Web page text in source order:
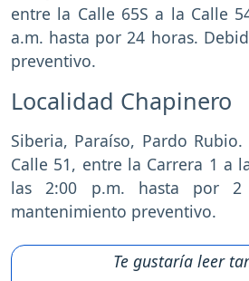
entre la Calle 65S a la Calle
a.m. hasta por 24 horas.
preventivo.
Localidad Chapinero
Siberia, Paraíso, Pardo
Calle 51, entre la Carrera 1 a
las 2:00 p.m. hasta por 2
mantenimiento preventivo.
Te gustaría leer